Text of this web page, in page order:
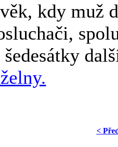
kdy muž
<